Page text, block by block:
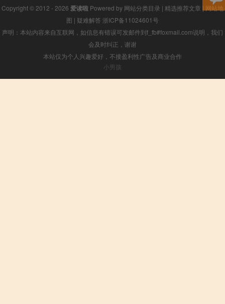
Copyright © 2012 - 2026 爱读啦 Powered by 网站分类目录 | 精选推荐文章 | 网站地
图 | 疑难解答 浙ICP备11024601号
声明：本站内容来自互联网，如信息有错误可发邮件到f_fb#foxmail.com说明，我们
会及时纠正，谢谢
本站仅为个人兴趣爱好，不接盈利性广告及商业合作
小男孩